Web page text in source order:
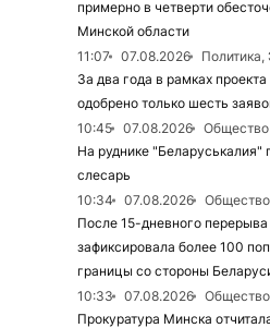
примерно в четверти
Минской области
11:07
07.08.2026
Политика,
За два года в рамках
одобрено только шесть
10:45
07.08.2026
Общество
На руднике "Беларуськалия"
слесарь
10:34
07.08.2026
После 15-дневного
зафиксировала более 100
границы со стороны
10:33
07.08.2026
Общество
Прокуратура Минска